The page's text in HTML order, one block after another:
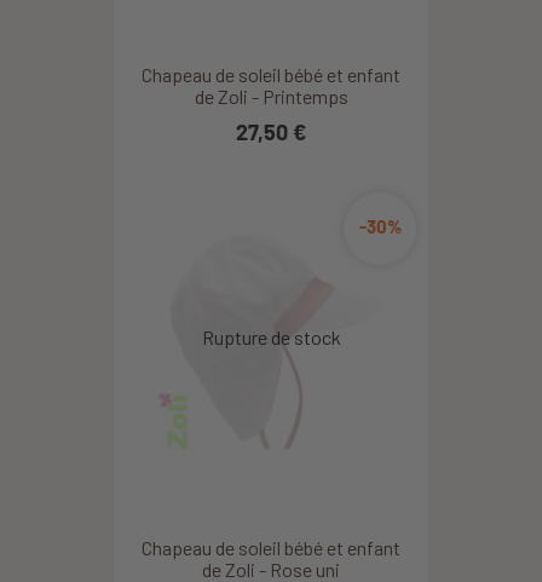
Chapeau de soleil bébé et enfant
de Zoli - Printemps
27,50 €
Chapeau de soleil bébé et enfant
de Zoli - Rose uni
-30%